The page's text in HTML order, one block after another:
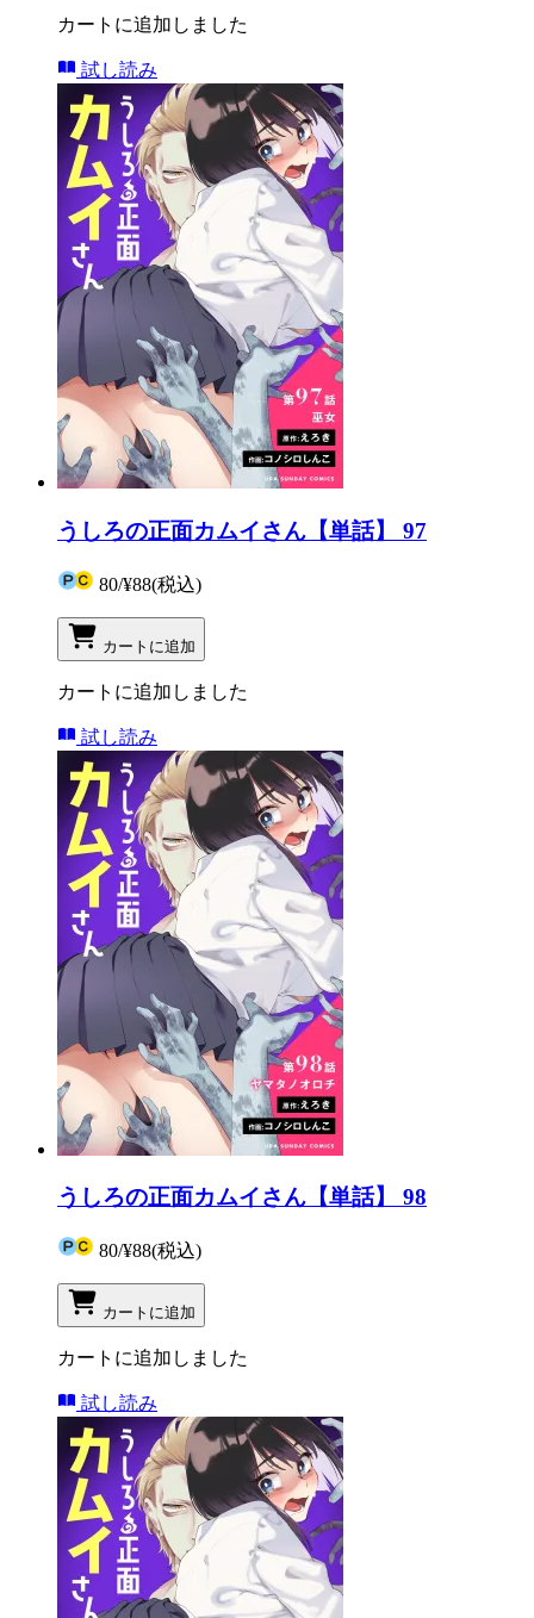
カートに追加しました
試し読み
うしろの正面カムイさん【単話】 97
80/¥88(税込)
カートに追加
カートに追加しました
試し読み
うしろの正面カムイさん【単話】 98
80/¥88(税込)
カートに追加
カートに追加しました
試し読み